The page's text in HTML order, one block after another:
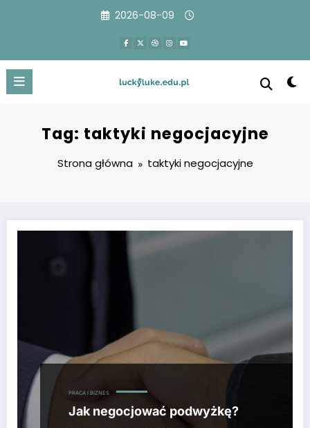
2026-08-09
Tag: taktyki negocjacyjne
Strona główna taktyki negocjacyjne
PRACA I BIZNES
Jak negocjować podwyżkę?